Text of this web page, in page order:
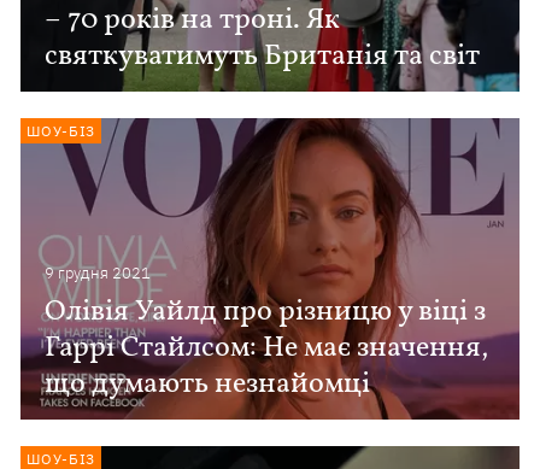
– 70 років на троні. Як
святкуватимуть Британія та світ
9 грудня 2021
Олівія Уайлд про різницю у віці з
Гаррі Стайлсом: Не має значення,
що думають незнайомці
ШОУ-БІЗ
ШОУ-БІЗ